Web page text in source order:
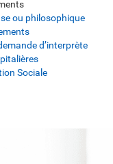
ou philosophique
d’interprète
Sociale